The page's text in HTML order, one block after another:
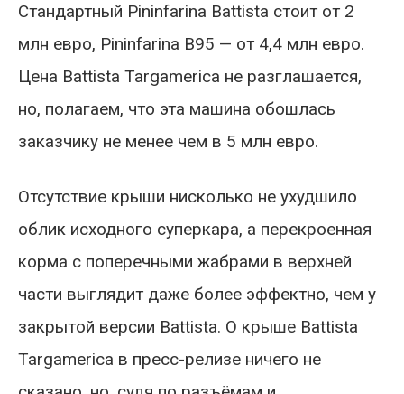
Стандартный Pininfarina Battista стоит от 2
млн евро, Pininfarina B95 — от 4,4 млн евро.
Цена Battista Targamerica не разглашается,
но, полагаем, что эта машина обошлась
заказчику не менее чем в 5 млн евро.
Отсутствие крыши нисколько не ухудшило
облик исходного суперкара, а перекроенная
корма с поперечными жабрами в верхней
части выглядит даже более эффектно, чем у
закрытой версии Battista. О крыше Battista
Targamerica в пресс-релизе ничего не